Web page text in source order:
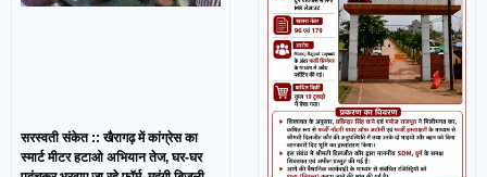
सरस्वती संकेत :: खैरागढ़ में कांग्रेस का
स्मार्ट मीटर हटाओ अभियान तेज, घर-घर